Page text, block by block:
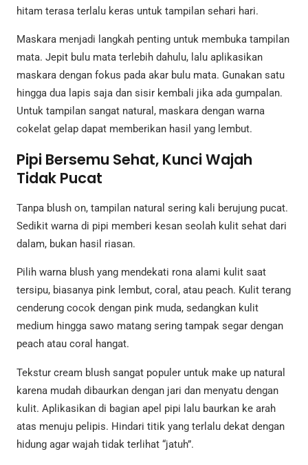
hitam terasa terlalu keras untuk tampilan sehari hari.
Maskara menjadi langkah penting untuk membuka tampilan
mata. Jepit bulu mata terlebih dahulu, lalu aplikasikan
maskara dengan fokus pada akar bulu mata. Gunakan satu
hingga dua lapis saja dan sisir kembali jika ada gumpalan.
Untuk tampilan sangat natural, maskara dengan warna
cokelat gelap dapat memberikan hasil yang lembut.
Pipi Bersemu Sehat, Kunci Wajah
Tidak Pucat
Tanpa blush on, tampilan natural sering kali berujung pucat.
Sedikit warna di pipi memberi kesan seolah kulit sehat dari
dalam, bukan hasil riasan.
Pilih warna blush yang mendekati rona alami kulit saat
tersipu, biasanya pink lembut, coral, atau peach. Kulit terang
cenderung cocok dengan pink muda, sedangkan kulit
medium hingga sawo matang sering tampak segar dengan
peach atau coral hangat.
Tekstur cream blush sangat populer untuk make up natural
karena mudah dibaurkan dengan jari dan menyatu dengan
kulit. Aplikasikan di bagian apel pipi lalu baurkan ke arah
atas menuju pelipis. Hindari titik yang terlalu dekat dengan
hidung agar wajah tidak terlihat “jatuh”.